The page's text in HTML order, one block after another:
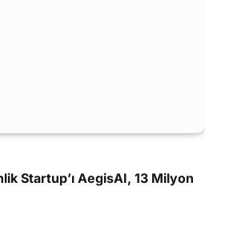
Startup’ı AegisAI, 13 Milyon